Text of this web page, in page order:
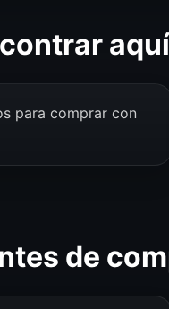
aquí
para comprar con
de